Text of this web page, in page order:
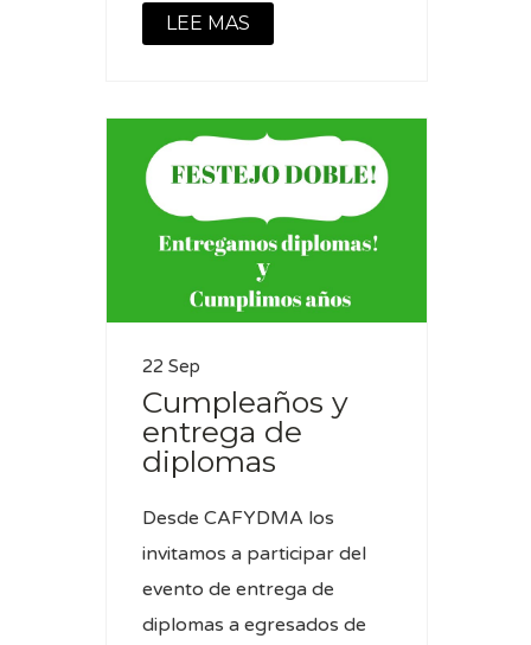
LEE MAS
22 Sep
Cumpleaños y
entrega de
diplomas
Desde CAFYDMA los
invitamos a participar del
evento de entrega de
diplomas a egresados de